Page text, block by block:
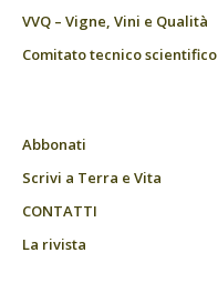
VVQ – Vigne, Vini e Qualità
Comitato tecnico scientifico
Abbonati
Scrivi a Terra e Vita
CONTATTI
La rivista